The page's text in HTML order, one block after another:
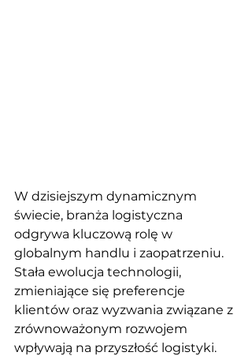
W dzisiejszym dynamicznym
świecie, branża logistyczna
odgrywa kluczową rolę w
globalnym handlu i zaopatrzeniu.
Stała ewolucja technologii,
zmieniające się preferencje
klientów oraz wyzwania związane z
zrównoważonym rozwojem
wpływają na przyszłość logistyki.